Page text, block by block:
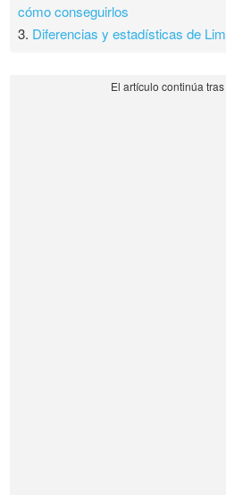
cómo conseguirlos
3. Diferencias y estadísticas de